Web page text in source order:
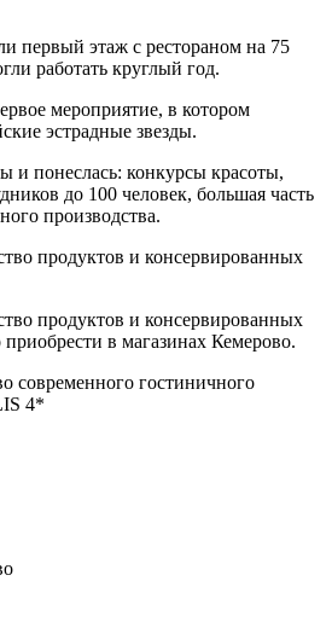
первый этаж с рестораном на 75
работать круглый год.
мероприятие, в котором
эстрадные звезды.
и понеслась: конкурсы красоты,
до 100 человек, большая часть
производства.
продуктов и консервированных
продуктов и консервированных
в магазинах Кемерово.
современного гостиничного
4*